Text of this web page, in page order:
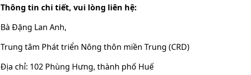
Thông tin chi tiết, vui lòng liên hệ:
Bà Đặng Lan Anh,
Trung tâm Phát triển Nông thôn miền Trung (CRD)
Địa chỉ: 102 Phùng Hưng, thành phố Huế